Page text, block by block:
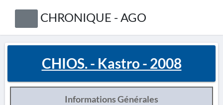
CHRONIQUE - AGO
CHIOS. - Kastro - 2008
Informations Générales